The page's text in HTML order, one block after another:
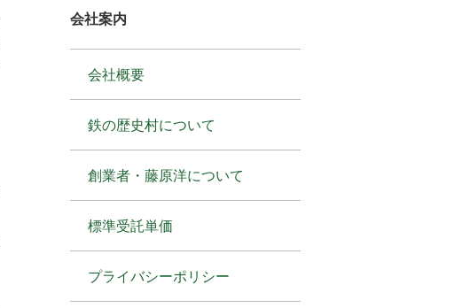
会社案内
会社概要
鉄の歴史村について
創業者・藤原洋について
標準受託単価
プライバシーポリシー